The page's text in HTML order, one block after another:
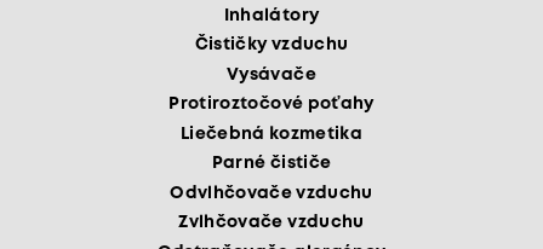
Inhalátory
Čističky vzduchu
Vysávače
Protiroztočové poťahy
Liečebná kozmetika
Parné čističe
Odvlhčovače vzduchu
Zvlhčovače vzduchu